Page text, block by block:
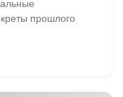
прошлого